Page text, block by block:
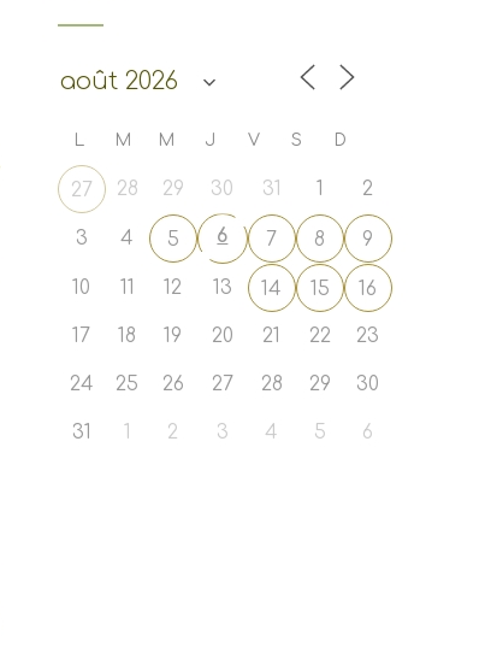
L M M J V S D
27 28 29 30 31 2
3 4 5 6 7 8 9
10 12 13 14 15 16
17 18 19 20 21 22 23
24 25 26 27 28 29 30
31 2 3 4 5 6